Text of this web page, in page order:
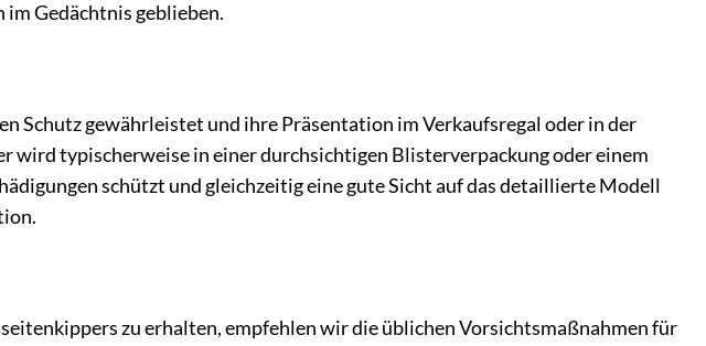
Gedächtnis geblieben.
Schutz gewährleistet und ihre Präsentation im Verkaufsregal oder in der
typischerweise in einer durchsichtigen Blisterverpackung oder einem
schützt und gleichzeitig eine gute Sicht auf das detaillierte Modell
zu erhalten, empfehlen wir die üblichen Vorsichtsmaßnahmen für